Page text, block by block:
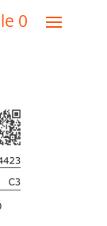
0